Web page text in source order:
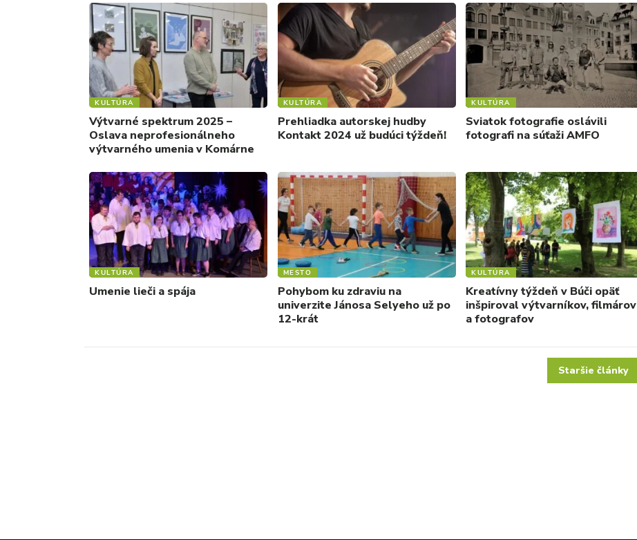
KULTÚRA
Výtvarné spektrum 2025 –
Oslava neprofesionálneho
výtvarného umenia v Komárne
KULTÚRA
Prehliadka autorskej hudby
Kontakt 2024 už budúci týždeň!
KULTÚRA
Sviatok fotografie oslávili
fotografi na súťaži AMFO
KULTÚRA
Umenie lieči a spája
MESTO
Pohybom ku zdraviu na
univerzite Jánosa Selyeho už po
12-krát
KULTÚRA
Kreatívny týždeň v Búči opäť
inšpiroval výtvarníkov, filmárov
a fotografov
Staršie články